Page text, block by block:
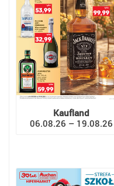
Kaufland
06.08.26 – 19.08.26